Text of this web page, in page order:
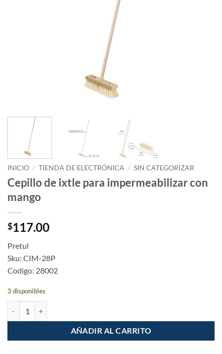
INICIO / TIENDA DE ELECTRÓNICA / SIN CATEGORIZAR
Cepillo de ixtle para impermeabilizar con
mango
$117.00
Pretul
Sku: CIM-28P
Codigo: 28002
3 disponibles
AÑADIR AL CARRITO